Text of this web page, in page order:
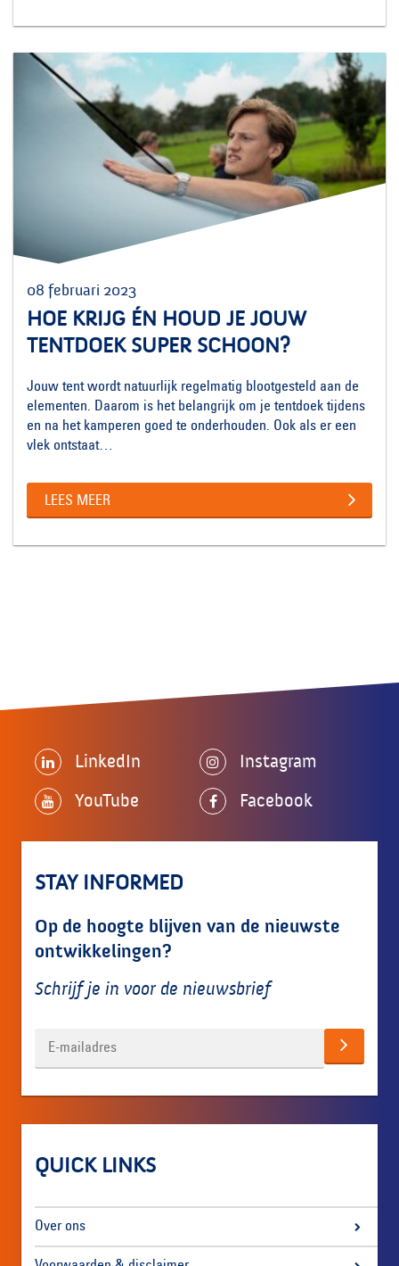
08 februari 2023
HOE KRIJG ÉN HOUD JE JOUW
TENTDOEK SUPER SCHOON?
Jouw tent wordt natuurlijk regelmatig blootgesteld aan de
elementen. Daarom is het belangrijk om je tentdoek tijdens
en na het kamperen goed te onderhouden. Ook als er een
vlek ontstaat…
LEES MEER
LinkedIn
Instagram
YouTube
Facebook
STAY INFORMED
Op de hoogte blijven van de nieuwste
ontwikkelingen?
Schrijf je in voor de nieuwsbrief
QUICK LINKS
Over ons